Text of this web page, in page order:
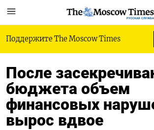
РУССКАЯ СЛУЖБА
Поддержите The Moscow Times
После
бюджета объем
финансовых
вырос вдвое